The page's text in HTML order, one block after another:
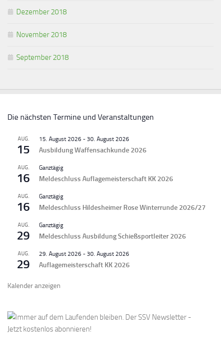
Dezember 2018
November 2018
September 2018
Die nächsten Termine und Veranstaltungen
AUG.
15
15. August 2026 - 30. August 2026
Ausbildung Waffensachkunde 2026
AUG.
16
Ganztägig
Meldeschluss Auflagemeisterschaft KK 2026
AUG.
16
Ganztägig
Meldeschluss Hildesheimer Rose Winterrunde 2026/27
AUG.
29
Ganztägig
Meldeschluss Ausbildung Schießsportleiter 2026
AUG.
29
29. August 2026 - 30. August 2026
Auflagemeisterschaft KK 2026
Kalender anzeigen